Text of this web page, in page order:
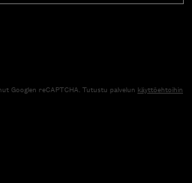
Googlen reCAPTCHA. Tutustu palvelun käyttöehtoihin